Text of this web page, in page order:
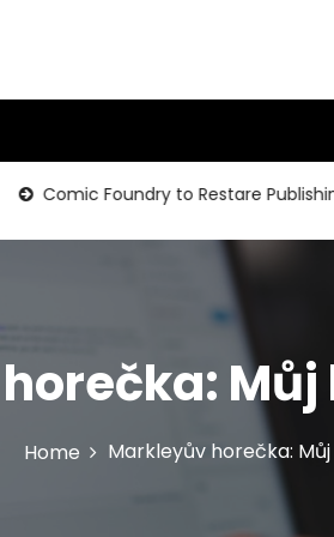
Comic Foundry to Restare Publishing
Home Markleyův horečka: